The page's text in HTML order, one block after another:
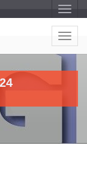
A
l
t
e
r
a
g
o
A
l
t
e
a
a